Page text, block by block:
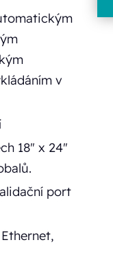
v
18" x 24"
port